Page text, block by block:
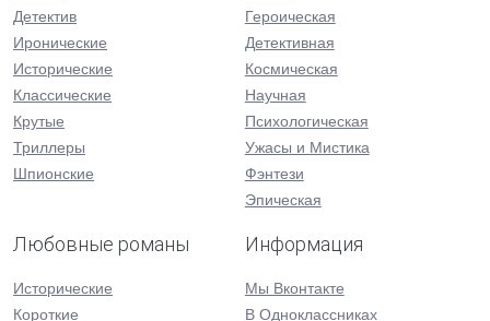
Детектив
Иронические
Исторические
Классические
Крутые
Триллеры
Шпионские
Героическая
Детективная
Космическая
Научная
Психологическая
Ужасы и Мистика
Фэнтези
Эпическая
Любовные романы
Исторические
Короткие
Информация
Мы Вконтакте
В Одноклассниках